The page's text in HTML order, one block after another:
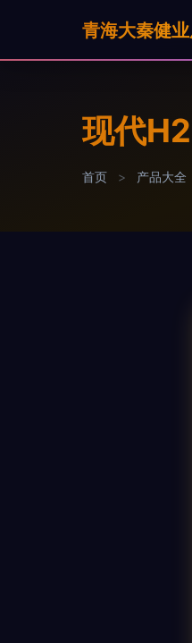
现代
首页 > 产品大全